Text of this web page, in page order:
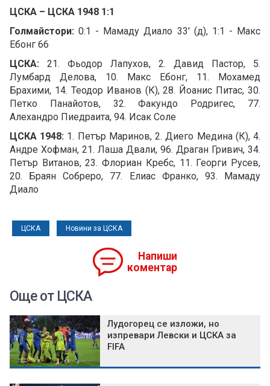
ЦСКА – ЦСКА 1948 1:1
Голмайстори:0:1 - Мамаду Диало 33' (д), 1:1 - Макс
Ебонг 66
ЦСКА: 21. Фьодор Лапухов, 2. Давид Пастор, 5.
Лумбард Делова, 10. Макс Ебонг, 11. Мохамед
Брахими, 14. Теодор Иванов (К), 28. Йоанис Питас, 30.
Петко Панайотов, 32. Факундо Родригес, 77.
Алехандро Пиедраита, 94. Исак Соле
ЦСКА 1948: 1. Петър Маринов, 2. Диего Медина (К), 4.
Андре Хофман, 21. Лаша Двали, 96. Драган Гривич, 34.
Петър Витанов, 23. Флориан Кребс, 11. Георги Русев,
20. Браян Собреро, 77. Елиас Франко, 93. Мамаду
Диало
ЦСКА Новини за ЦСКА
Напиши
коментар
Още от ЦСКА
Лудогорец се изложи, но
изпревари Левски и ЦСКА за
FIFA